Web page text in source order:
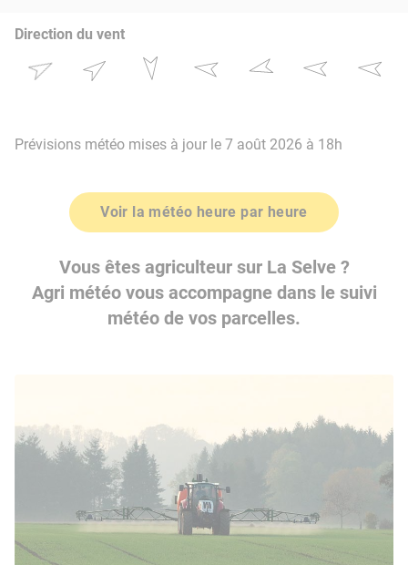
Direction du vent
Prévisions météo mises à jour le 7 août 2026 à 18h
Voir la météo heure par heure
Vous êtes agriculteur sur La Selve ?
Agri météo vous accompagne dans le suivi
météo de vos parcelles.